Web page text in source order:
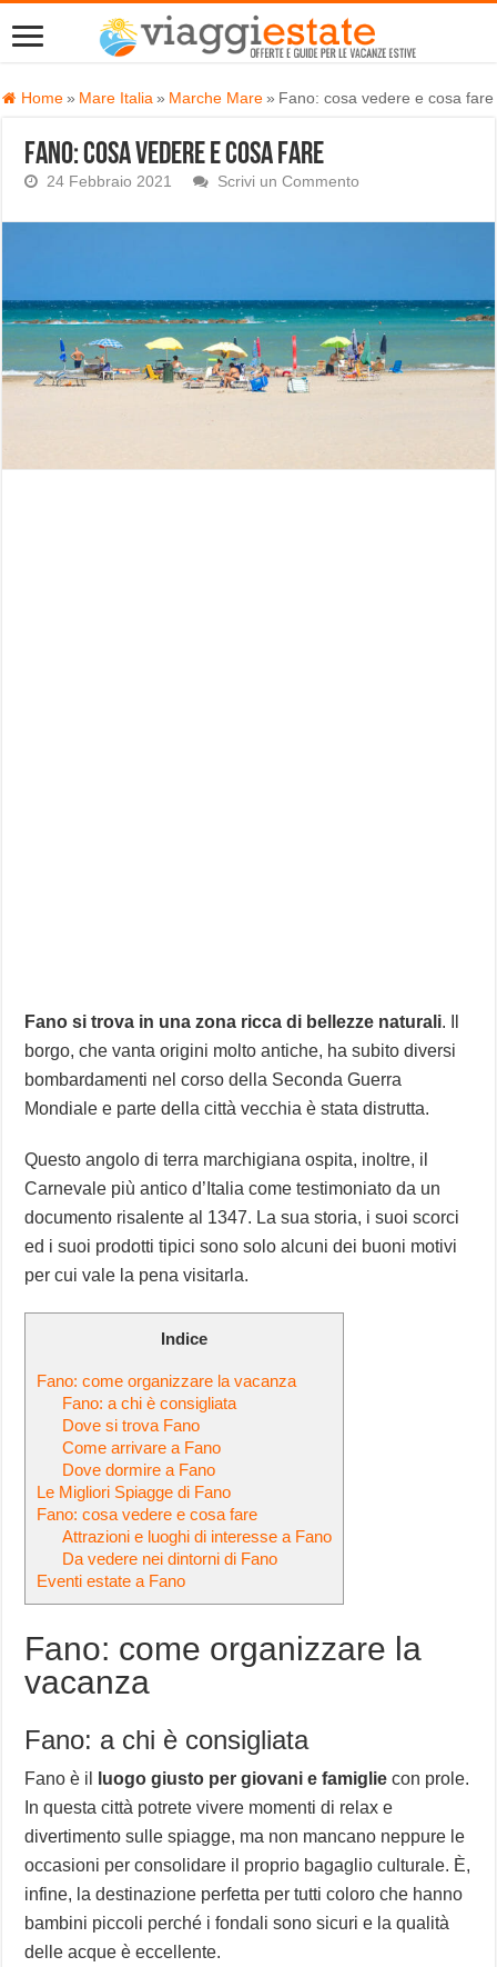
Home » Mare Italia » Marche Mare » Fano: cosa vedere e cosa fare
Fano: cosa vedere e cosa fare
24 Febbraio 2021 Scrivi un Commento
Fano si trova in una zona ricca di bellezze naturali. Il
borgo, che vanta origini molto antiche, ha subito diversi
bombardamenti nel corso della Seconda Guerra
Mondiale e parte della città vecchia è stata distrutta.
Questo angolo di terra marchigiana ospita, inoltre, il
Carnevale più antico d’Italia come testimoniato da un
documento risalente al 1347. La sua storia, i suoi scorci
ed i suoi prodotti tipici sono solo alcuni dei buoni motivi
per cui vale la pena visitarla.
Indice
Fano: come organizzare la vacanza
Fano: a chi è consigliata
Dove si trova Fano
Come arrivare a Fano
Dove dormire a Fano
Le Migliori Spiagge di Fano
Fano: cosa vedere e cosa fare
Attrazioni e luoghi di interesse a Fano
Da vedere nei dintorni di Fano
Eventi estate a Fano
Fano: come organizzare la
vacanza
Fano: a chi è consigliata
Fano è il luogo giusto per giovani e famiglie con prole.
In questa città potrete vivere momenti di relax e
divertimento sulle spiagge, ma non mancano neppure le
occasioni per consolidare il proprio bagaglio culturale. È,
infine, la destinazione perfetta per tutti coloro che hanno
bambini piccoli perché i fondali sono sicuri e la qualità
delle acque è eccellente.